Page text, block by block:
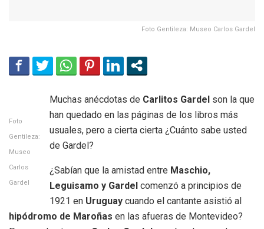
Foto Gentileza: Museo Carlos Gardel
Foto
Gentileza:
Museo
Carlos
Gardel
Muchas anécdotas de Carlitos Gardel son la que
han quedado en las páginas de los libros más
usuales, pero a cierta cierta ¿Cuánto sabe usted
de Gardel?
¿Sabían que la amistad entre Maschio,
Leguisamo y Gardel comenzó a principios de
1921 en Uruguay cuando el cantante asistió al
hipódromo de Maroñas en las afueras de Montevideo?